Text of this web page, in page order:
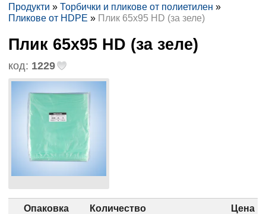
Продукти » Торбички и пликове от полиетилен »
Пликове от HDPE » Плик 65х95 HD (за зеле)
Плик 65х95 HD (за зеле)
код: 1229
Опаковка Количество Цена